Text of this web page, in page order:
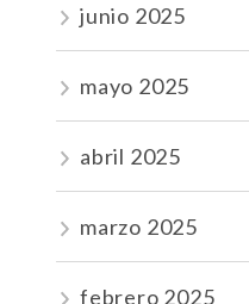
junio 2025
mayo 2025
abril 2025
marzo 2025
febrero 2025